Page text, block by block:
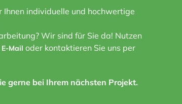
individuelle und hochwertige
Wir sind für Sie da! Nutzen
E-Mail oder kontaktieren Sie uns per
gerne bei Ihrem nächsten Projekt.